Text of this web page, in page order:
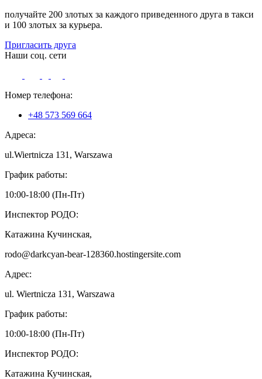
получайте 200 злотых за каждого приведенного друга в такси
и 100 злотых за курьера.
Пригласить друга
Наши соц. сети
Номер телефона:
+48 573 569 664
Адреса:
ul.Wiertnicza 131, Warszawa
График работы:
10:00-18:00 (Пн-Пт)
Инспектор РОДО:
Катажина Кучинская,
rodo@darkcyan-bear-128360.hostingersite.com
Адрес:
ul. Wiertnicza 131, Warszawa
График работы:
10:00-18:00 (Пн-Пт)
Инспектор РОДО:
Катажина Кучинская,